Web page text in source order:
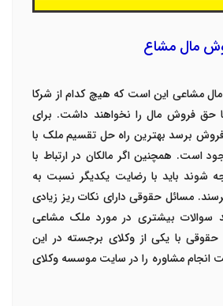
مال مشاع
مشاعی این است که هیچ کدام از شرکا
حق فروش مال را نخواهند داشت. برای
برسد بهترین راه حل تقسیم ملک با
است. همچنین اگر مالکان در ارتباط با
شوند باید با رضایت یکدیگر نسبت به
مسائل حقوقی دارای نکات ریز زیادی
سوالات بیشتری در مورد ملک مشاعی
با یکی از وکلای برجسته در این
انجام مشاوره را در سایت موسسه وکلای